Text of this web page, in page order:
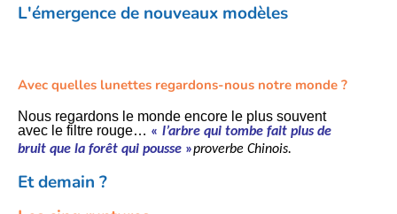
L'émergence de nouveaux modèles
Avec quelles lunettes regardons-nous notre monde ?
Nous regardons le monde encore le plus souvent
avec le filtre rouge… « l’arbre qui tombe fait plus de
bruit que la forêt qui pousse »proverbe Chinois.
Et demain ?